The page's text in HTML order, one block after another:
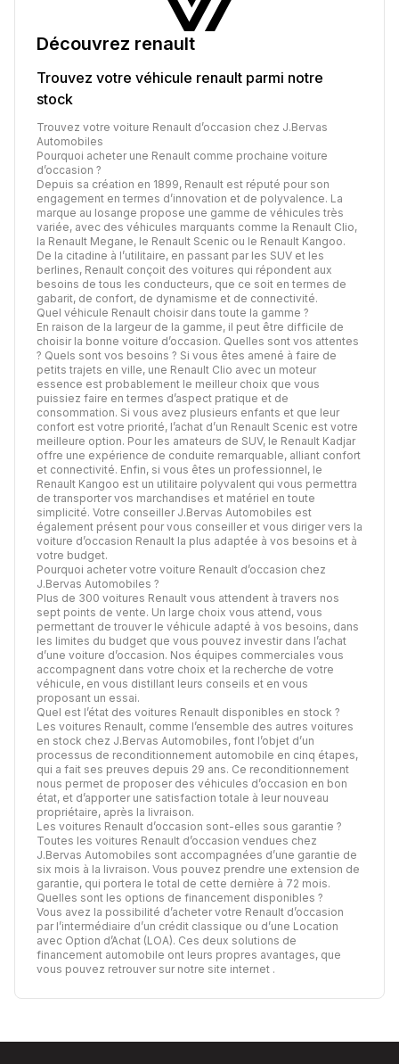
Découvrez renault
Trouvez votre véhicule renault parmi notre
stock
Trouvez votre voiture Renault d’occasion chez J.Bervas
Automobiles
Pourquoi acheter une Renault comme prochaine voiture
d’occasion ?
Depuis sa création en 1899, Renault est réputé pour son
engagement en termes d’innovation et de polyvalence. La
marque au losange propose une gamme de véhicules très
variée, avec des véhicules marquants comme la Renault Clio,
la Renault Megane, le Renault Scenic ou le Renault Kangoo.
De la citadine à l’utilitaire, en passant par les SUV et les
berlines, Renault conçoit des voitures qui répondent aux
besoins de tous les conducteurs, que ce soit en termes de
gabarit, de confort, de dynamisme et de connectivité.
Quel véhicule Renault choisir dans toute la gamme ?
En raison de la largeur de la gamme, il peut être difficile de
choisir la bonne voiture d’occasion. Quelles sont vos attentes
? Quels sont vos besoins ? Si vous êtes amené à faire de
petits trajets en ville, une Renault Clio avec un moteur
essence est probablement le meilleur choix que vous
puissiez faire en termes d’aspect pratique et de
consommation. Si vous avez plusieurs enfants et que leur
confort est votre priorité, l’achat d’un Renault Scenic est votre
meilleure option. Pour les amateurs de SUV, le Renault Kadjar
offre une expérience de conduite remarquable, alliant confort
et connectivité. Enfin, si vous êtes un professionnel, le
Renault Kangoo est un utilitaire polyvalent qui vous permettra
de transporter vos marchandises et matériel en toute
simplicité. Votre conseiller J.Bervas Automobiles est
également présent pour vous conseiller et vous diriger vers la
voiture d’occasion Renault la plus adaptée à vos besoins et à
votre budget.
Pourquoi acheter votre voiture Renault d’occasion chez
J.Bervas Automobiles ?
Plus de 300 voitures Renault vous attendent à travers nos
sept points de vente. Un large choix vous attend, vous
permettant de trouver le véhicule adapté à vos besoins, dans
les limites du budget que vous pouvez investir dans l’achat
d’une voiture d’occasion. Nos équipes commerciales vous
accompagnent dans votre choix et la recherche de votre
véhicule, en vous distillant leurs conseils et en vous
proposant un essai.
Quel est l’état des voitures Renault disponibles en stock ?
Les voitures Renault, comme l’ensemble des autres voitures
en stock chez J.Bervas Automobiles, font l’objet d’un
processus de reconditionnement automobile en cinq étapes,
qui a fait ses preuves depuis 29 ans. Ce reconditionnement
nous permet de proposer des véhicules d’occasion en bon
état, et d’apporter une satisfaction totale à leur nouveau
propriétaire, après la livraison.
Les voitures Renault d’occasion sont-elles sous garantie ?
Toutes les voitures Renault d’occasion vendues chez
J.Bervas Automobiles sont accompagnées d’une garantie de
six mois à la livraison. Vous pouvez prendre une extension de
garantie, qui portera le total de cette dernière à 72 mois.
Quelles sont les options de financement disponibles ?
Vous avez la possibilité d’acheter votre Renault d’occasion
par l’intermédiaire d’un crédit classique ou d’une Location
avec Option d’Achat (LOA). Ces deux solutions de
financement automobile ont leurs propres avantages, que
vous pouvez retrouver sur notre site internet .